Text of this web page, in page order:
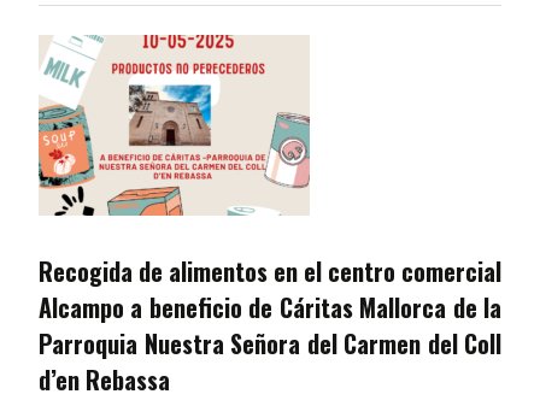
Recogida de alimentos en el centro comercial
Alcampo a beneficio de Cáritas Mallorca de la
Parroquia Nuestra Señora del Carmen del Coll
d’en Rebassa